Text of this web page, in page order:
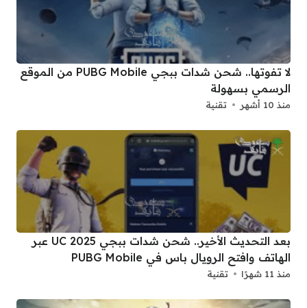
لا تفوتها.. شحن شدات ببجي PUBG Mobile من الموقع
الرسمي بسهولة
منذ 10 أشهر تقنية
بعد التحديث الأخير.. شحن شدات ببجي UC 2025 عبر
الهاتف وافتح الرويال باس في PUBG Mobile
منذ 11 شهرًا تقنية